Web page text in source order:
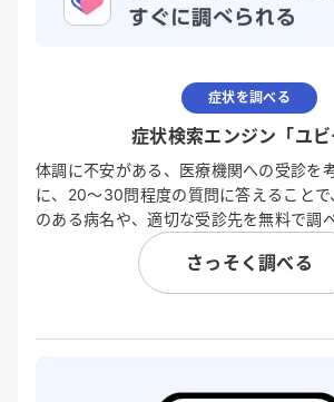
症状を調べる
症状検索エンジン「ユビ
体調に不安がある、医療機関への受診を
に、20〜30問程度の質問に答えること
のある病名や、適切な受診先を無料で調
さっそく調べる